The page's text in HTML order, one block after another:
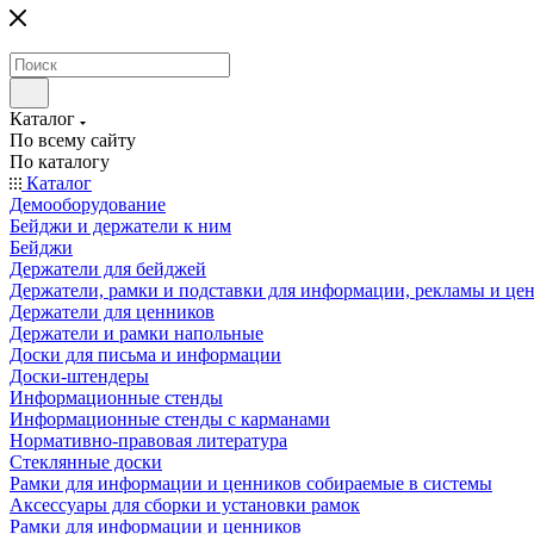
Каталог
По всему сайту
По каталогу
Каталог
Демооборудование
Бейджи и держатели к ним
Бейджи
Держатели для бейджей
Держатели, рамки и подставки для информации, рекламы и
Держатели для ценников
Держатели и рамки напольные
Доски для письма и информации
Доски-штендеры
Информационные стенды
Информационные стенды с карманами
Нормативно-правовая литература
Стеклянные доски
Рамки для информации и ценников собираемые в системы
Аксессуары для сборки и установки рамок
Рамки для информации и ценников